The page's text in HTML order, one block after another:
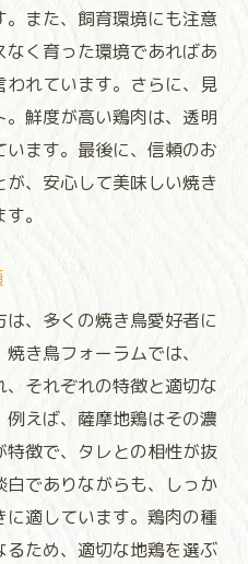
また、飼育環境にも注意
く育った環境であればあ
れています。さらに、見
鮮度が高い鶏肉は、透明
ます。最後に、信頼のお
、安心して美味しい焼き
。
、多くの焼き鳥愛好者に
き鳥フォーラムでは、
それぞれの特徴と適切な
えば、薩摩地鶏はその濃
徴で、タレとの相性が抜
でありながらも、しっか
適しています。鶏肉の種
ため、適切な地鶏を選ぶ